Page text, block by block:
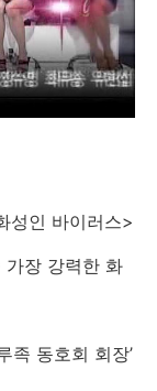
성인 바이러스>
가장 강력한 화
족 동호회 회장’